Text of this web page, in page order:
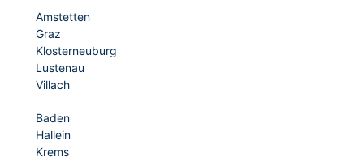
Amstetten
Graz
Klosterneuburg
Lustenau
Villach
Baden
Hallein
Krems